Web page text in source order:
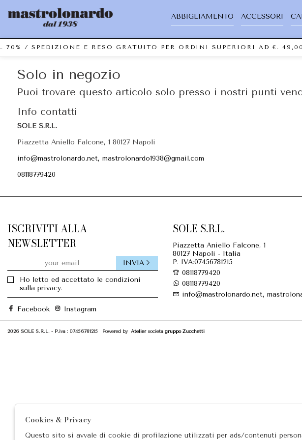
ABBIGLIAMENTO ACCESSORI
/ SPEDIZIONE E RESO GRATUITO PER ORDINI SUPERIORI AD €.
Solo in negozio
Puoi trovare questo articolo solo presso i nostri punti
Info contatti
SOLE S.R.L.
Piazzetta Aniello Falcone, 1 80127 Napoli
info@mastrolonardo.net, mastrolonardo1938@gmail.com
08118779420
ISCRIVITI ALLA
NEWSLETTER
Ho letto ed accettato le condizioni
sulla privacy.
INVIA
Facebook Instagram
SOLE S.R.L.
Piazzetta Aniello Falcone, 1
80127 Napoli - Italia
P. IVA:07456781215
08118779420
08118779420
info@mastrolonardo.net,
2026 SOLE S.R.L. - P.iva : 07456781215 Powered by Ateliersocietà gruppo Zucchetti
Cookies & Privacy
Questo sito si avvale di cookie di profilazione utilizzati per ads/contenuti